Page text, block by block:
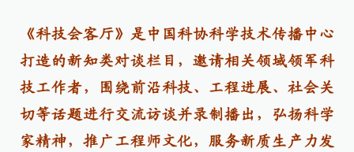
《科技会客厅》是 中国科协科学技术传播中心
打造的新知类对谈栏目，邀请相关领域领军科
技工作者，围绕前沿科技、工程进展、社会关
切等话题进行交流访谈并录制播出，弘扬科学
家精神，推广工程师文化，服务新质生产力发